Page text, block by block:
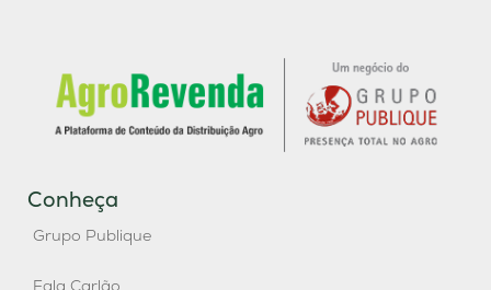
Conheça
Grupo Publique
Fala Carlão